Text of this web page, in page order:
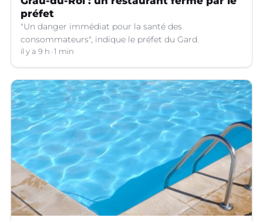
préfet
"Un danger immédiat pour la santé des
consommateurs", indique le préfet du Gard.
il y a 9 h 1 min